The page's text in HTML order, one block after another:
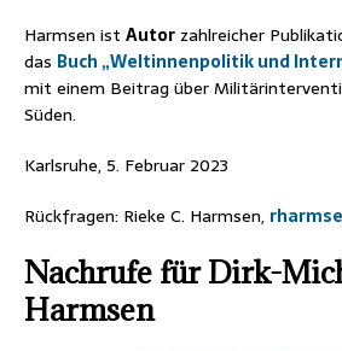
Harmsen ist Autor zahlreicher
das Buch „Weltinnenpolitik und
mit einem Beitrag über
Süden.
Karlsruhe, 5. Februar 2023
Rückfragen: Rieke C. Harmsen,
Nachrufe für Dirk-
Harmsen